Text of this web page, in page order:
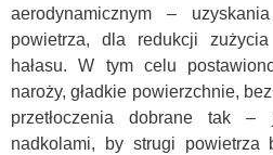
aerodynamicznym –
powietrza, dla redukcji
hałasu. W tym celu
naroży, gładkie powierzchnie,
przetłoczenia dobrane tak
nadkolami, by strugi powietrza